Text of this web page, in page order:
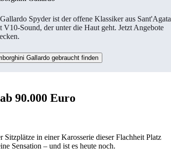
Spyder ist der offene Klassiker aus Sant'Agata
V10-Sound, der unter die Haut geht. Jetzt Angebote
Gallardo gebraucht finden
90.000 Euro
in einer Karosserie dieser Flachheit Platz
Sensation – und ist es heute noch.